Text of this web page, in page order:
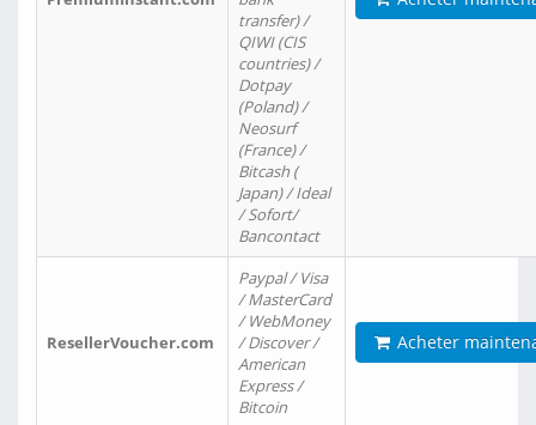
transfer) /
QIWI (CIS
countries) /
Dotpay
(Poland) /
Neosurf
(France) /
Bitcash (
Japan) / Ideal
/ Sofort/
Bancontact
ResellerVoucher.com
Paypal / Visa
/ MasterCard
/ WebMoney
/ Discover /
American
Express /
Bitcoin
Acheter